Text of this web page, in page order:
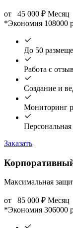
от 45 000 ₽ Месяц
*Экономия 108000
До 50
Работа с
Создание и
Мониторинг
Персональная
Заказать
Максимальная
от 85 000 ₽ Месяц
*Экономия 306000